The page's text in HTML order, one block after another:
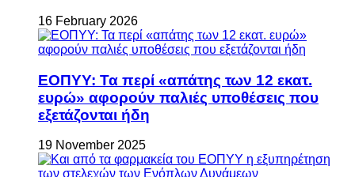
16 February 2026
ΕΟΠΥΥ: Τα περί «απάτης των 12 εκατ.
ευρώ» αφορούν παλιές υποθέσεις που
εξετάζονται ήδη
19 November 2025